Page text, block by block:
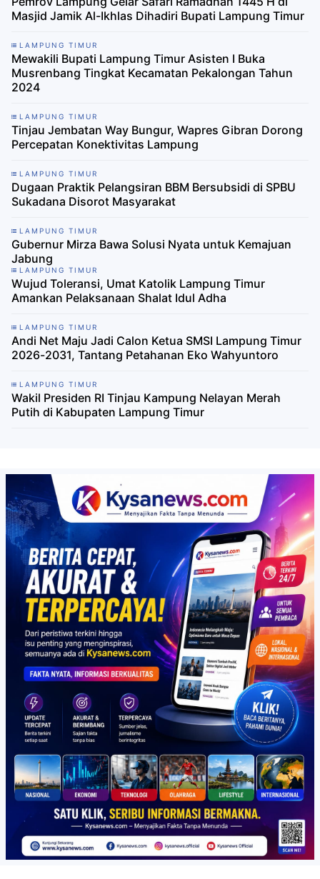
Masjid Jamik Al-Ikhlas Dihadiri Bupati Lampung Timur
LAMPUNG TIMUR
Mewakili Bupati Lampung Timur Asisten I Buka
Musrenbang Tingkat Kecamatan Pekalongan Tahun
2024
LAMPUNG TIMUR
​Tinjau Jembatan Way Bungur, Wapres Gibran Dorong
Percepatan Konektivitas Lampung
LAMPUNG TIMUR
Dugaan Praktik Pelangsiran BBM Bersubsidi di SPBU
Sukadana Disorot Masyarakat
LAMPUNG TIMUR
Gubernur Mirza Bawa Solusi Nyata untuk Kemajuan
Jabung
LAMPUNG TIMUR
Wujud Toleransi, Umat Katolik Lampung Timur
Amankan Pelaksanaan Shalat Idul Adha
LAMPUNG TIMUR
Andi Net Maju Jadi Calon Ketua SMSI Lampung Timur
2026-2031, Tantang Petahanan Eko Wahyuntoro
LAMPUNG TIMUR
Wakil Presiden RI Tinjau Kampung Nelayan Merah
Putih di Kabupaten Lampung Timur